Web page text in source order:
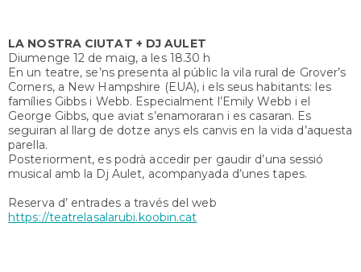
LA NOSTRA CIUTAT + DJ AULET
Diumenge 12 de maig, a les 18.30 h
En un teatre, se’ns presenta al públic la vila rural de Grover’s
Corners, a New Hampshire (EUA), i els seus habitants: les
famílies Gibbs i Webb. Especialment l’Emily Webb i el
George Gibbs, que aviat s’enamoraran i es casaran. Es
seguiran al llarg de dotze anys els canvis en la vida d’aquesta
parella.
Posteriorment, es podrà accedir per gaudir d’una sessió
musical amb la Dj Aulet, acompanyada d’unes tapes.
Reserva d’ entrades a través del web
https://teatrelasalarubi.koobin.cat